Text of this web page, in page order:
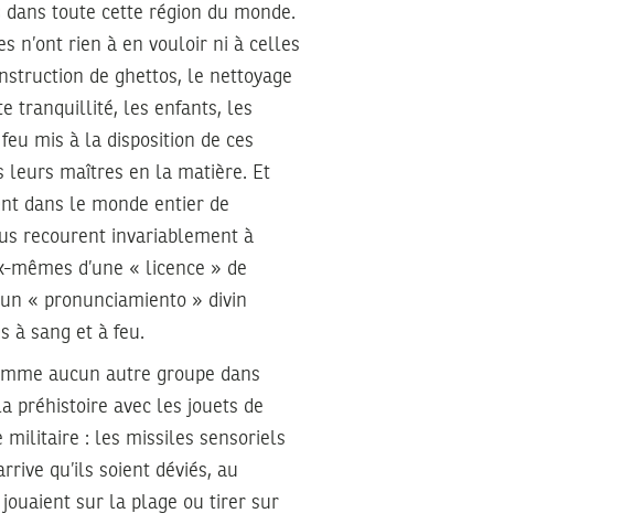
toute cette région du monde.
n’ont rien à en vouloir ni à celles
de ghettos, le nettoyage
tranquillité, les enfants, les
mis à la disposition de ces
leurs maîtres en la matière. Et
dans le monde entier de
recourent invariablement à
d’une « licence » de
« pronunciamiento » divin
à sang et à feu.
aucun autre groupe dans
préhistoire avec les jouets de
militaire : les missiles sensoriels
qu’ils soient déviés, au
sur la plage ou tirer sur